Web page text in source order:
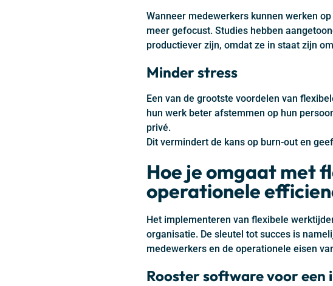
Wanneer medewerkers kunnen werken
meer gefocust. Studies hebben
productiever zijn, omdat ze in staat zijn
Minder stress
Een van de grootste voordelen van
hun werk beter afstemmen op hun
privé.
Dit vermindert de kans op burn-out en
Hoe je omgaat met
operationele
Het implementeren van flexibele
organisatie. De sleutel tot succes is
medewerkers en de operationele eisen
Rooster software voor een